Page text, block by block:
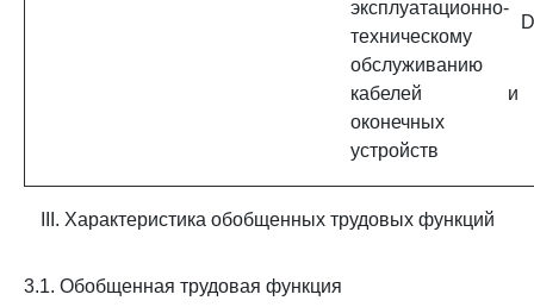
эксплуатационно-
техническому
обслуживанию
кабелей и
оконечных
устройств
III. Характеристика обобщенных трудовых функций
3.1. Обобщенная трудовая функция